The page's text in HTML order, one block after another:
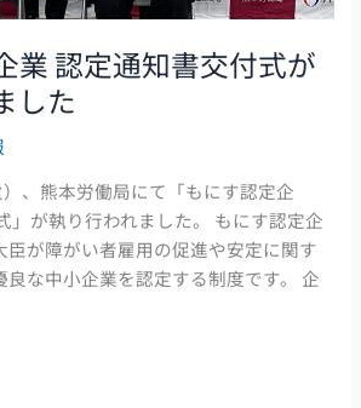
業 認定通知書交付式が
した
、熊本労働局にて「もにす認定企
」が執り行われました。 もにす認定企
臣が障がい者雇用の促進や安定に関す
良な中小企業を認定する制度です。 企